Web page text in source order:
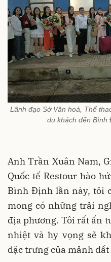
Lãnh đạo Sở Văn hoá, Thể
du khách đến Bình
Anh Trần Xuân Nam,
Quốc tế Restour hào
Bình Định lần này, tôi
mong có những trải
địa phương. Tôi rất ấn
nhiệt và hy vọng sẽ
đặc trưng của mảnh đất